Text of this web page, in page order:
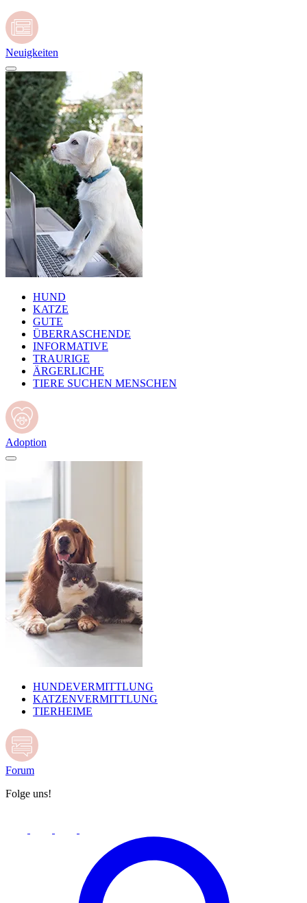
Neuigkeiten
HUND
KATZE
GUTE
ÜBERRASCHENDE
INFORMATIVE
TRAURIGE
ÄRGERLICHE
TIERE SUCHEN MENSCHEN
Adoption
HUNDEVERMITTLUNG
KATZENVERMITTLUNG
TIERHEIME
Forum
Folge uns!